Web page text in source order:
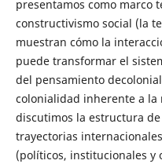
presentamos como marco
constructivismo social (la
muestran cómo la
puede transformar el
del pensamiento
colonialidad inherente a la
discutimos la estructura de
trayectorias
(políticos, institucionales y